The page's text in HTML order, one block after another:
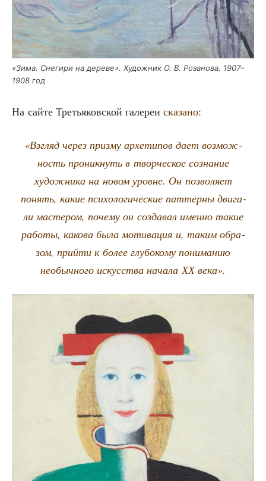
«Зима. Сне­ги­ри на дере­ве». Худож­ник О. В. Роза­но­ва. 1907–
1908 год
На сай­те Тре­тья­ков­ской гале­реи ска­за­но:
«Взгляд через приз­му архе­ти­пов дает воз­мож­
ность про­ник­нуть в твор­че­ское созна­ние
худож­ни­ка на новом уровне. Он поз­во­ля­ет
понять, какие пси­хо­ло­ги­че­ские пат­тер­ны дви­га­
ли масте­ром, поче­му он созда­вал имен­но такие
рабо­ты, како­ва была моти­ва­ция и, таким обра­
зом, прий­ти к более глу­бо­ко­му пони­ма­нию
необыч­но­го искус­ства нача­ла ХХ века».